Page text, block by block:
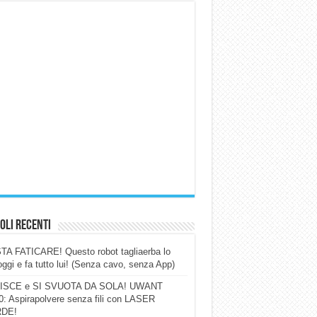
Recenti
FATICARE! Questo robot tagliaerba lo
e fa tutto lui! (Senza cavo, senza App)
e SI SVUOTA DA SOLA! UWANT
Aspirapolvere senza fili con LASER